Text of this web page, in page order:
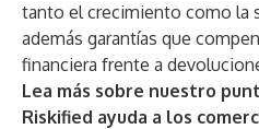
tanto el crecimiento como la
además garantías que
financiera frente a
Lea más sobre nuestro
Riskified ayuda a los